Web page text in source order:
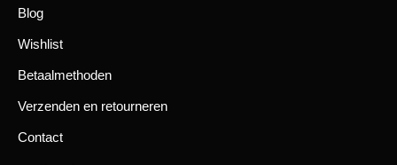
Blog
Wishlist
Betaalmethoden
Verzenden en retourneren
Contact